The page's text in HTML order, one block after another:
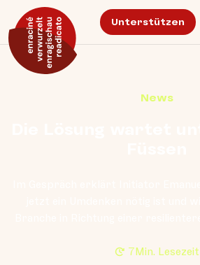
Unterstützen
News
7Min. Lesezeit